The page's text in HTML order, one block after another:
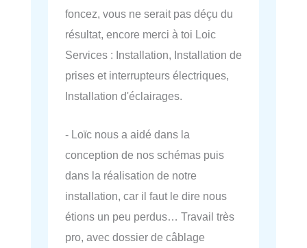
foncez, vous ne serait pas déçu du
résultat, encore merci à toi Loic
Services : Installation, Installation de
prises et interrupteurs électriques,
Installation d'éclairages.
- Loïc nous a aidé dans la
conception de nos schémas puis
dans la réalisation de notre
installation, car il faut le dire nous
étions un peu perdus… Travail très
pro, avec dossier de câblage